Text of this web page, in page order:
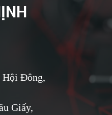
Hội Đông,
Giấy,